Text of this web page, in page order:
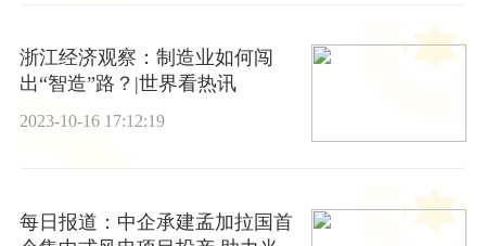
浙江经济观察：制造业如何闯
出“智造”路？|世界看热讯
2023-10-16 17:12:19
每日报道：中企承建孟加拉国首